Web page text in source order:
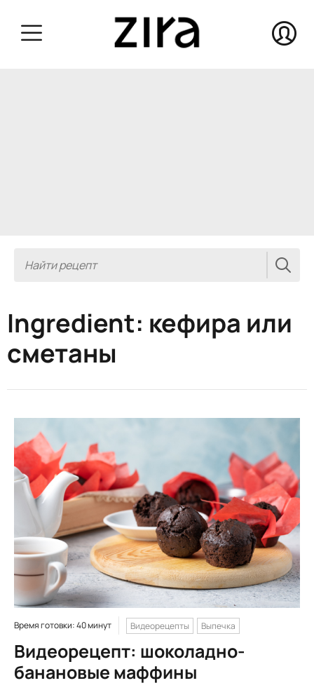
Ingredient: кефира или
сметаны
Время готовки: 40 минут Видеорецепты Выпечка
Видеорецепт: шоколадно-
банановые маффины